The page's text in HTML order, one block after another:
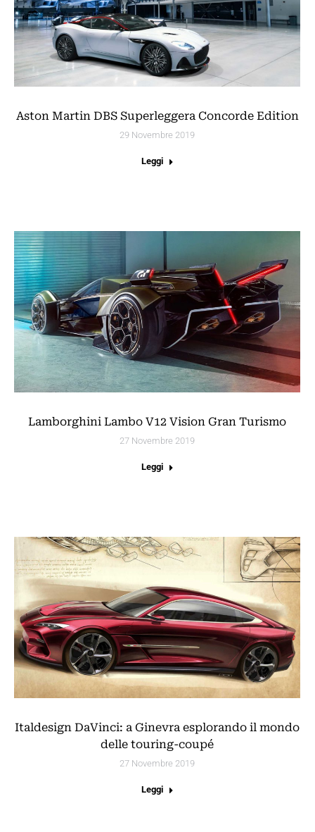
Aston Martin DBS Superleggera Concorde Edition
29 Novembre 2019
Leggi
Lamborghini Lambo V12 Vision Gran Turismo
27 Novembre 2019
Leggi
Italdesign DaVinci: a Ginevra esplorando il mondo
delle touring-coupé
27 Novembre 2019
Leggi